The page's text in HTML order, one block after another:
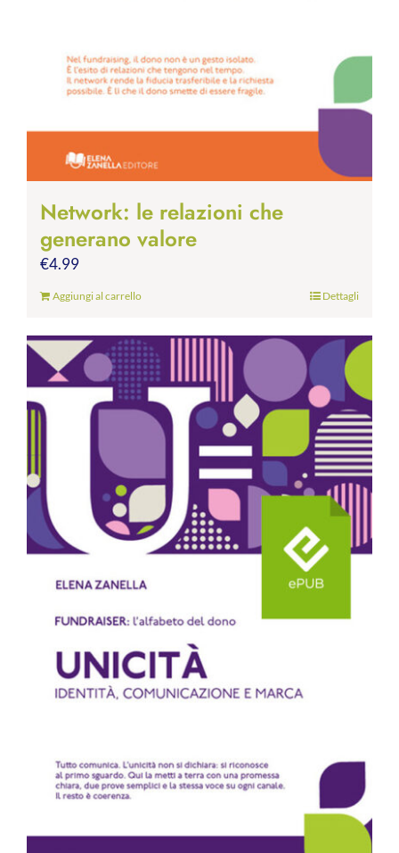
Network: le relazioni che
generano valore
€4.99
Aggiungi al carrello Dettagli